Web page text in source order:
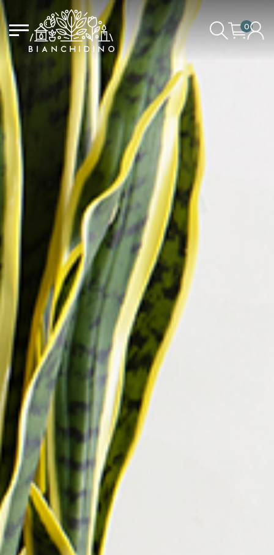
0
IL CARRELLO È VUOTO
ACCEDI/REGISTRATI